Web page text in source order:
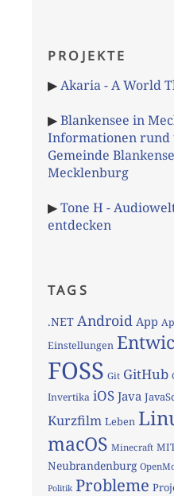
PROJEKTE
▶Akaria - A World
▶Blankensee in
Informationen rund
Gemeinde
Mecklenburg
▶Tone H -
entdecken
TAGS
.NET Android App
Einstellungen
FOSS Git GitHub
Invertika iOS Java
Kurzfilm Leben
macOS Minecraft
Neubrandenburg
Politik Probleme